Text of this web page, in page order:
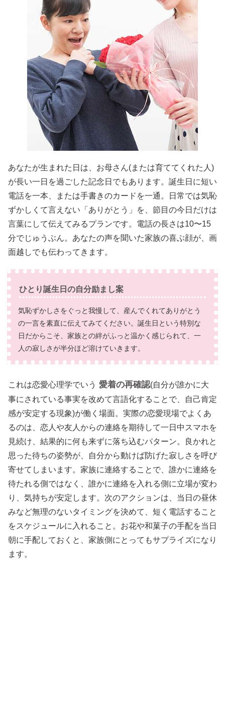
あなたが生まれた日は、お母さん(または育ててくれた人)
が長い一日を過ごした記念日でもあります。誕生日に短い
電話を一本、または手書きのカードを一通。日常では気恥
ずかしくて言えない「ありがとう」を、節目の今日だけは
言葉にして伝えてみるプランです。電話の長さは10〜15
分でじゅうぶん。あなたの声を聞いた家族の喜ぶ顔が、画
面越しでも伝わってきます。
ひとり誕生日の自分励まし案
気恥ずかしさをぐっと我慢して、産んでくれてありがとう
の一言を素直に伝えてみてください。誕生日という特別な
日だからこそ、家族との絆がふっと温かく感じられて、一
人の寂しさが半分ほど溶けていきます。
これは恋愛心理学でいう 愛着の再確認(自分が誰かに大
事にされている事実を改めて言語化することで、自己肯定
感が安定する現象)が働く場面。実際の恋愛現場でよくあ
るのは、恋人や友人からの連絡を期待して一日中スマホを
見続け、結果的に何も来ずに落ち込むパターン。良かれと
思った待ちの姿勢が、自分から動けば防げた寂しさを呼び
寄せてしまいます。家族に連絡することで、誰かに連絡を
待たれる側ではなく、誰かに連絡を入れる側に立場が変わ
り、気持ちが安定します。次のアクションは、当日の昼休
みなど無理のないタイミングを決めて、短く電話すること
をスケジュールに入れること。お花や和菓子の手配を当日
朝に手配しておくと、家族側にとってもサプライズになり
ます。